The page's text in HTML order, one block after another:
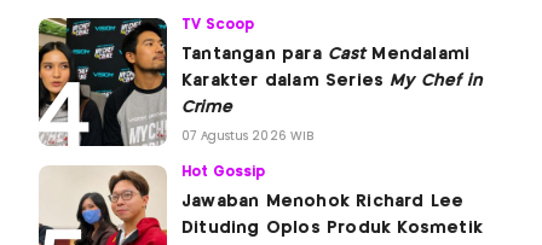
TV Scoop
Tantangan para CastMendalami
Karakter dalam Series My Chef in
Crime
07 Agustus 2026 WIB
Hot Gossip
Jawaban Menohok Richard Lee
Dituding Oplos Produk Kosmetik